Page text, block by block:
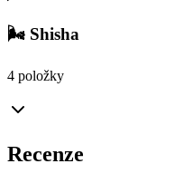
🌬️ Shisha
4 položky
Recenze